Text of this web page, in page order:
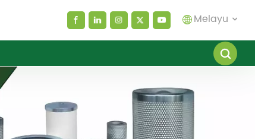
Melayu
español
العربية